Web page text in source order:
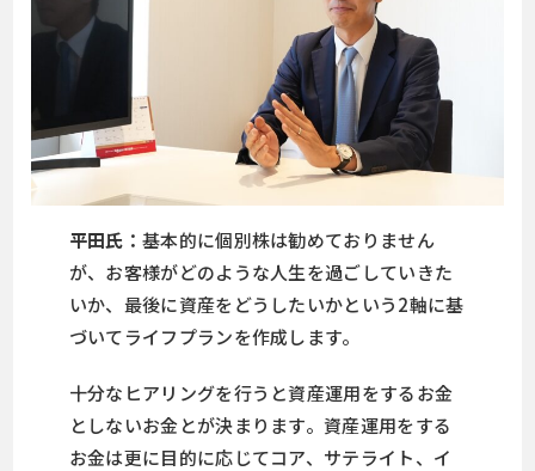
平田氏：基本的に個別株は勧めておりません
が、お客様がどのような人生を過ごしていきた
いか、最後に資産をどうしたいかという2軸に基
づいてライフプランを作成します。
十分なヒアリングを行うと資産運用をするお金
としないお金とが決まります。資産運用をする
お金は更に目的に応じてコア、サテライト、イ